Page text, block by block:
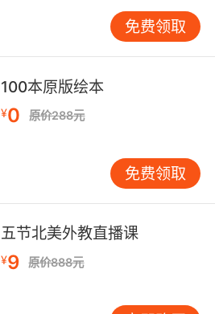
免费领取
100本原版绘本
¥0 原价288元
免费领取
五节北美外教直播课
¥9 原价888元